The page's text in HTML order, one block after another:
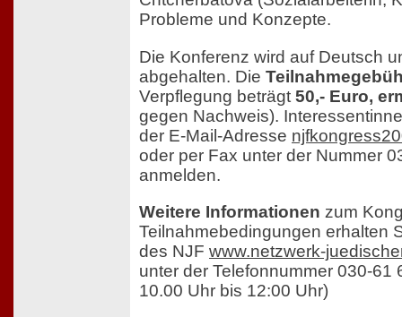
Probleme und Konzepte.
Die Konferenz wird auf Deutsch
abgehalten. Die
Verpflegung beträgt 50,- Euro,
gegen Nachweis).
der E-Mail-Adresse
oder per Fax unter der Nummer
anmelden.
Weitere Informationen zum
Teilnahmebedingungen erhalten
des NJF www.netzwerk-
unter der Telefonnummer 030-61
10.00 Uhr bis 12:00 Uhr)